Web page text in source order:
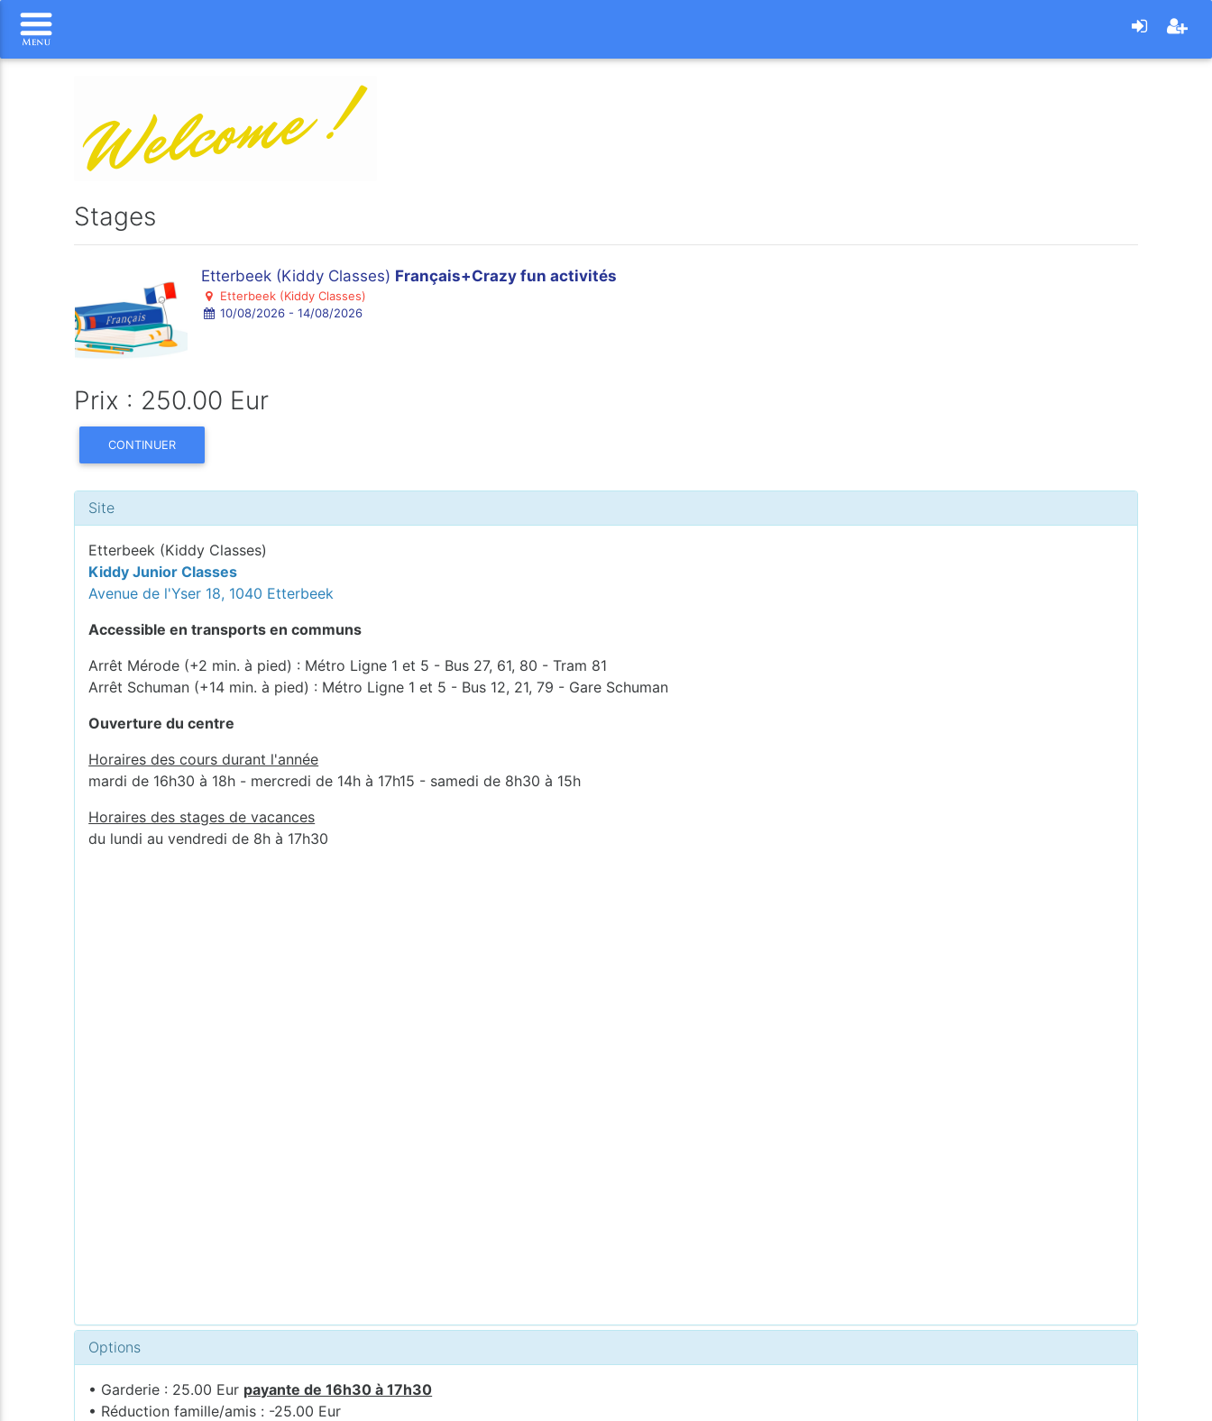
Stages
Etterbeek (Kiddy Classes) Français+Crazy fun activités
Etterbeek (Kiddy Classes)
10/08/2026 - 14/08/2026
Prix : 250.00 Eur
CONTINUER
Site
Etterbeek (Kiddy Classes)
Kiddy Junior Classes
Avenue de l'Yser 18, 1040 Etterbeek
Accessible en transports en communs
Arrêt Mérode (+2 min. à pied) : Métro Ligne 1 et 5 - Bus 27, 61, 80 - Tram 81
Arrêt Schuman (+14 min. à pied) : Métro Ligne 1 et 5 - Bus 12, 21, 79 - Gare Schuman
Ouverture du centre
Horaires des cours durant l'année
mardi de 16h30 à 18h - mercredi de 14h à 17h15 - samedi de 8h30 à 15h
Horaires des stages de vacances
du lundi au vendredi de 8h à 17h30
Options
• Garderie : 25.00 Eur payante de 16h30 à 17h30
• Réduction famille/amis : -25.00 Eur